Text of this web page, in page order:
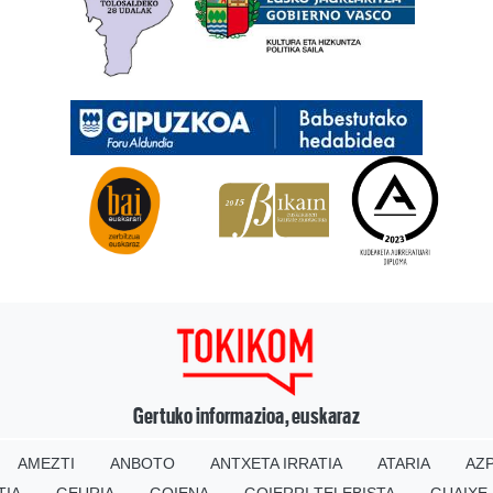
Gertuko informazioa, euskaraz
AMEZTI ANBOTO ANTXETA IRRATIA ATARIA